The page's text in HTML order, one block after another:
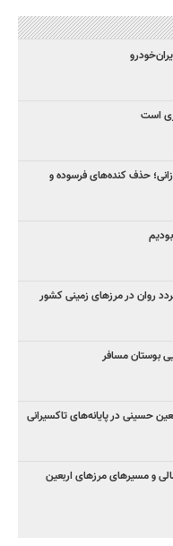
است
حذف کنده‌های فرسوده و
روان در مرزهای زمینی کشور
بوستان مسافر
حسینی در پایانه‌های تاکسیرانی
و مسیرهای مرزهای اربعین